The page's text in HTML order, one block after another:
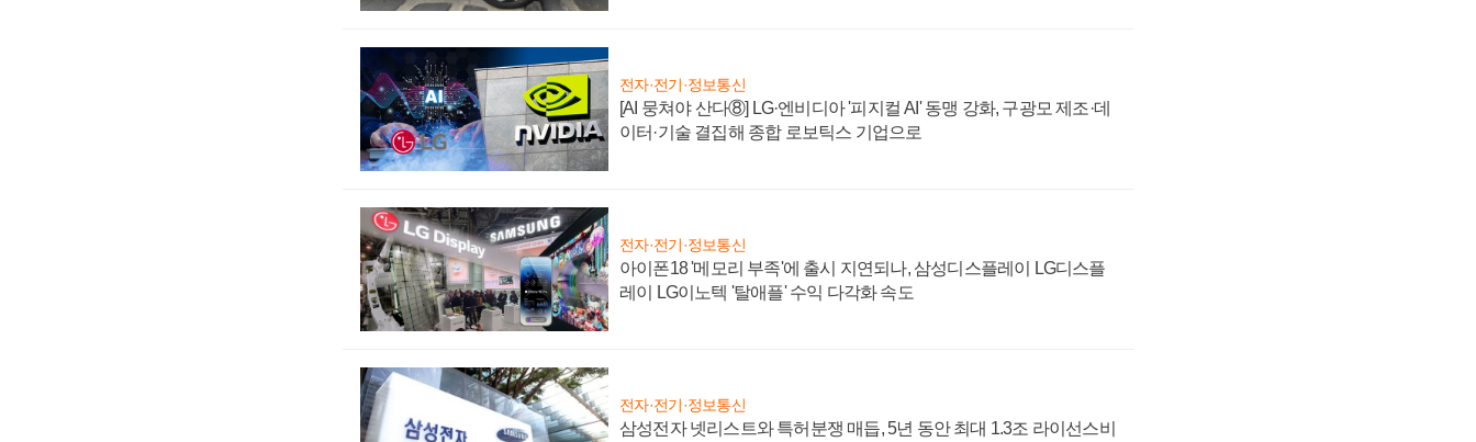
전자·전기·정보통신
[AI 뭉쳐야 산다⑧] LG·엔비디아 '피지컬 AI' 동맹 강화, 구광모 제조·데
이터·기술 결집해 종합 로보틱스 기업으로
전자·전기·정보통신
아이폰18 '메모리 부족'에 출시 지연되나, 삼성디스플레이 LG디스플
레이 LG이노텍 '탈애플' 수익 다각화 속도
전자·전기·정보통신
삼성전자 넷리스트와 특허분쟁 매듭, 5년 동안 최대 1.3조 라이선스비